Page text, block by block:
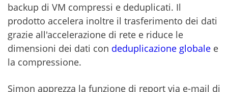
backup di VM compressi e deduplicati. Il
prodotto accelera inoltre il trasferimento dei dati
grazie all'accelerazione di rete e riduce le
dimensioni dei dati con deduplicazione globale e
la compressione.
Simon apprezza la funzione di report via e-mail di